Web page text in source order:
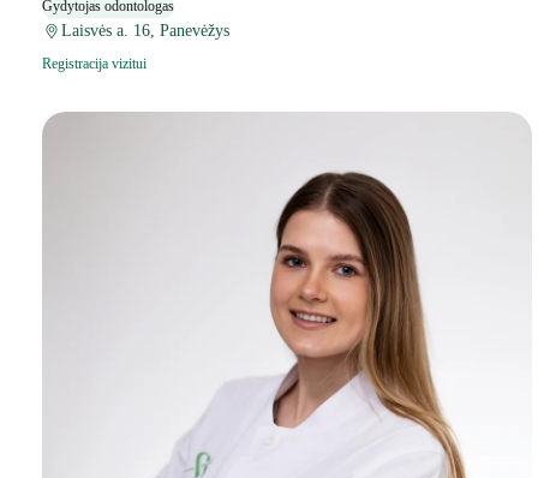
Gydytojas odontologas
Laisvės a. 16, Panevėžys
Registracija vizitui